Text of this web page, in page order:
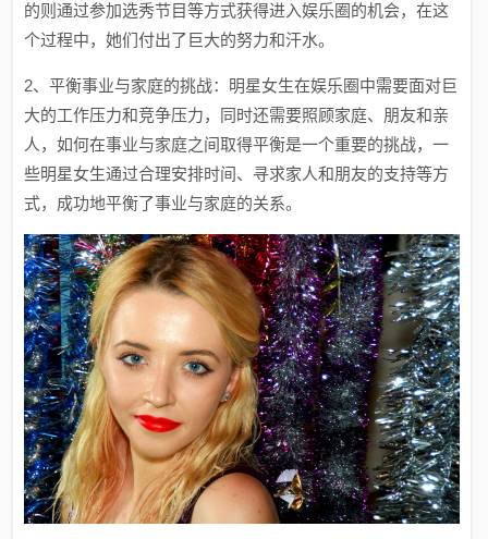
的则通过参加选秀节目等方式获得进入娱乐圈的机会，在这
个过程中，她们付出了巨大的努力和汗水。
2、平衡事业与家庭的挑战：明星女生在娱乐圈中需要面对巨
大的工作压力和竞争压力，同时还需要照顾家庭、朋友和亲
人，如何在事业与家庭之间取得平衡是一个重要的挑战，一
些明星女生通过合理安排时间、寻求家人和朋友的支持等方
式，成功地平衡了事业与家庭的关系。